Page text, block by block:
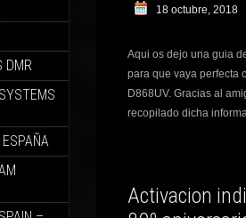
DMR
18 octubre, 2018
Aqui os dejo una guia
para que vaya perfecta
D868UV. Gracias al
recopilado dicha
Activacion